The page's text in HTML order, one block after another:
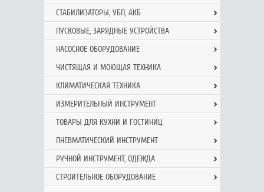
СТАБИЛИЗАТОРЫ, УБП, АКБ
ПУСКОВЫЕ, ЗАРЯДНЫЕ УСТРОЙСТВА
НАСОСНОЕ ОБОРУДОВАНИЕ
ЧИСТЯЩАЯ И МОЮЩАЯ ТЕХНИКА
КЛИМАТИЧЕСКАЯ ТЕХНИКА
ИЗМЕРИТЕЛЬНЫЙ ИНСТРУМЕНТ
ТОВАРЫ ДЛЯ КУХНИ И ГОСТИНИЦ
ПНЕВМАТИЧЕСКИЙ ИНСТРУМЕНТ
РУЧНОЙ ИНCТРУМЕНТ, ОДЕЖДА
СТРОИТЕЛЬНОЕ ОБОРУДОВАНИЕ